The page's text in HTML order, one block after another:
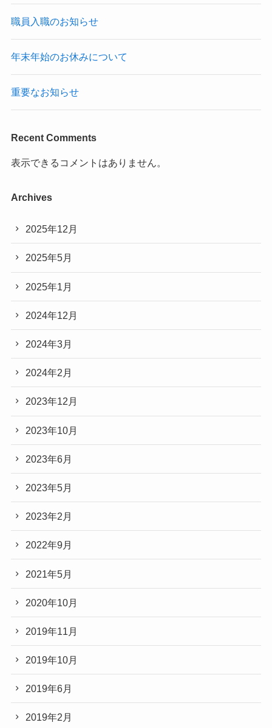
職員入職のお知らせ
年末年始のお休みについて
重要なお知らせ
Recent Comments
表示できるコメントはありません。
Archives
2025年12月
2025年5月
2025年1月
2024年12月
2024年3月
2024年2月
2023年12月
2023年10月
2023年6月
2023年5月
2023年2月
2022年9月
2021年5月
2020年10月
2019年11月
2019年10月
2019年6月
2019年2月